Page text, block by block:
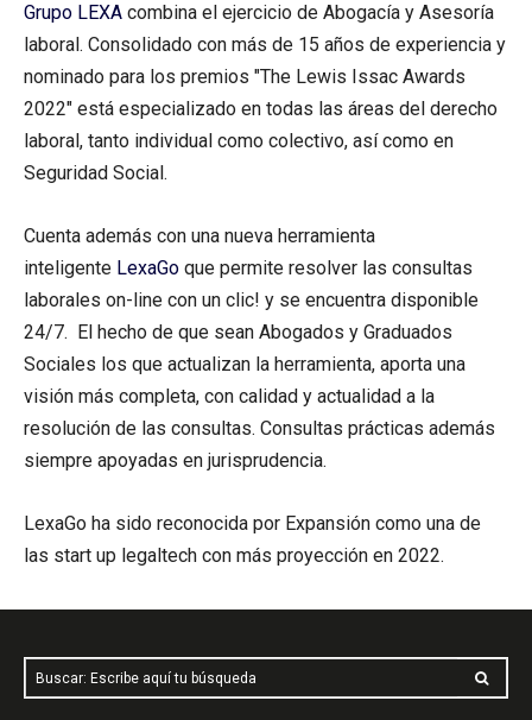
Grupo LEXA combina el ejercicio de Abogacía y Asesoría
laboral. Consolidado con más de 15 años de experiencia y
nominado para los premios "The Lewis Issac Awards
2022" está especializado en todas las áreas del derecho
laboral, tanto individual como colectivo, así como en
Seguridad Social.
Cuenta además con una nueva herramienta
inteligente LexaGo que permite resolver las consultas
laborales on-line con un clic! y se encuentra disponible
24/7. El hecho de que sean Abogados y Graduados
Sociales los que actualizan la herramienta, aporta una
visión más completa, con calidad y actualidad a la
resolución de las consultas. Consultas prácticas además
siempre apoyadas en jurisprudencia.
LexaGo ha sido reconocida por Expansión como una de
las start up legaltech con más proyección en 2022.
Buscar: Escribe aquí tu búsqueda